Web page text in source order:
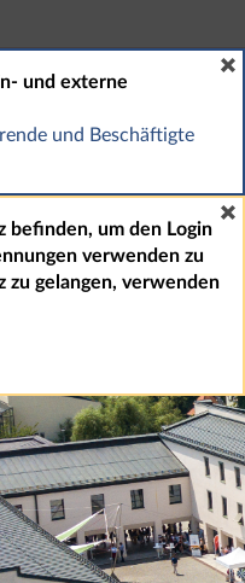
und externe
und Beschäftigte
befinden, um den Login
verwenden zu
zu gelangen, verwenden